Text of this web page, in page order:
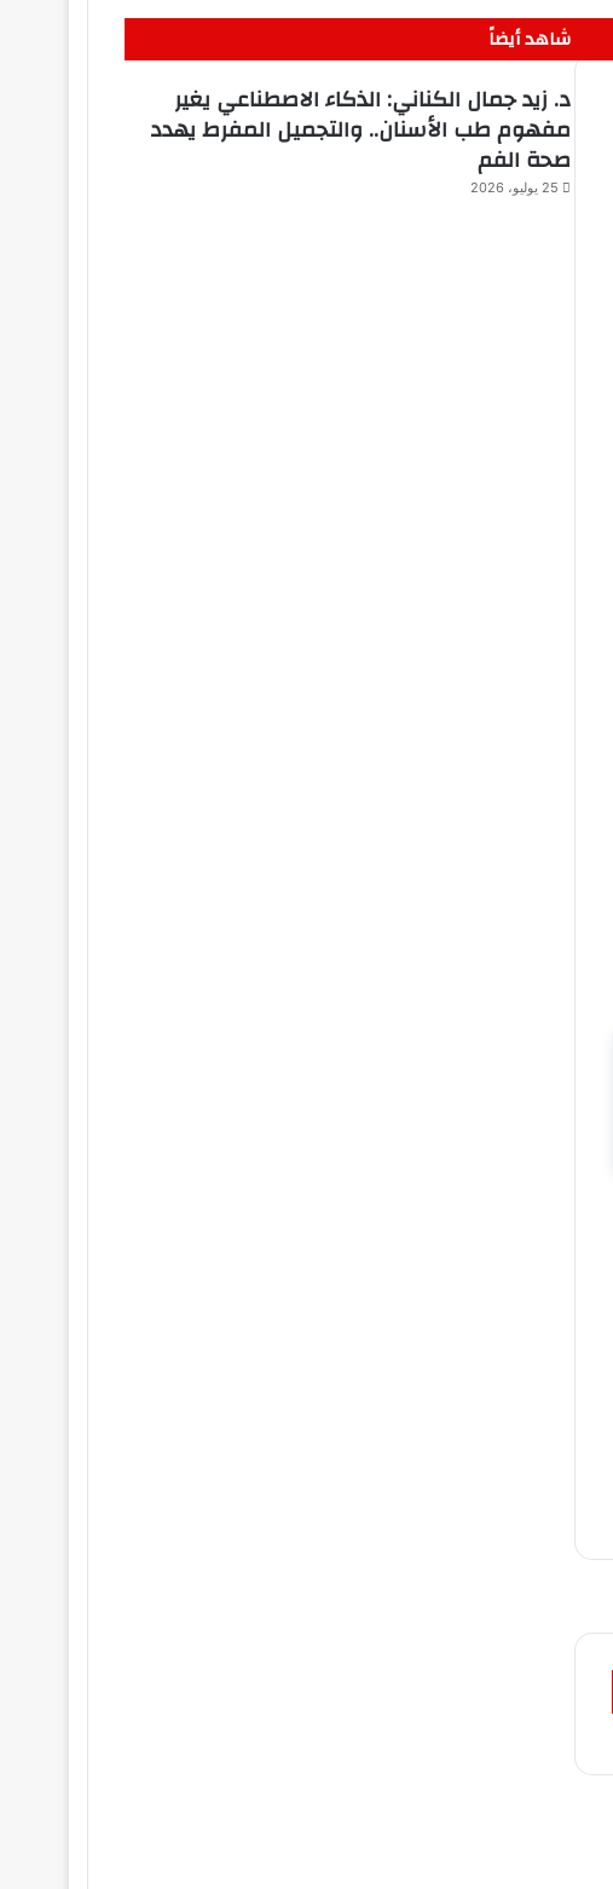
شاهد أيضاً
إغلاق
د. زيد جمال الكناني: الذكاء الاصطناعي يغير
مفهوم طب الأسنان.. والتجميل المفرط يهدد
صحة الفم
25 يوليو، 2026